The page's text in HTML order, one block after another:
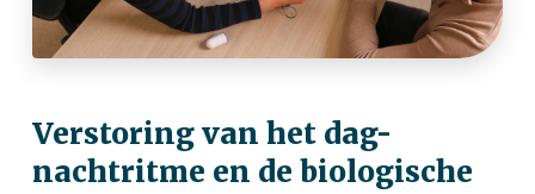
Verstoring van het dag-
nachtritme en de biologische